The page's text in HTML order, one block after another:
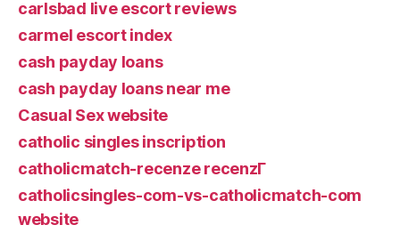
carlsbad live escort reviews
carmel escort index
cash payday loans
cash payday loans near me
Casual Sex website
catholic singles inscription
catholicmatch-recenze recenzГ­
catholicsingles-com-vs-catholicmatch-com
website